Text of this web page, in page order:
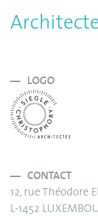
LOGO
CONTACT
12, rue Théodore
L-1452